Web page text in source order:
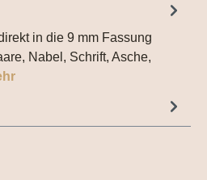
in die 9 mm Fassung
Nabel, Schrift, Asche,